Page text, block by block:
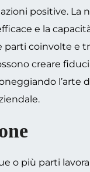
positive. La
e la
coinvolte e
creare
l’arte
o più parti